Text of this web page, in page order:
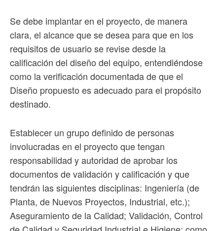
Se debe implantar en el proyecto, de manera
clara, el alcance que se desea para que en los
requisitos de usuario se revise desde la
calificación del diseño del equipo, entendiéndose
como la verificación documentada de que el
Diseño propuesto es adecuado para el propósito
destinado.
Establecer un grupo definido de personas
involucradas en el proyecto que tengan
responsabilidad y autoridad de aprobar los
documentos de validación y calificación y que
tendrán las siguientes disciplinas: Ingeniería (de
Planta, de Nuevos Proyectos, Industrial, etc.);
Aseguramiento de la Calidad; Validación, Control